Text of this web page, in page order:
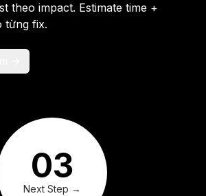
theo impact. Estimate time +
từng fix.
03
Next Step →